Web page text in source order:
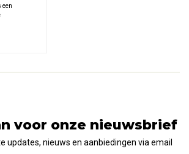
een
stijlvol
voor onze nieuwsbrief
updates, nieuws en aanbiedingen via email